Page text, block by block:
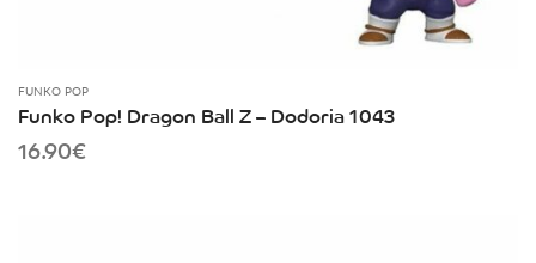
FUNKO POP
Funko Pop! Dragon Ball Z – Dodoria 1043
16.90€